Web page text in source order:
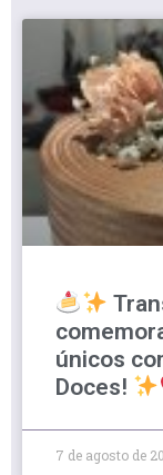
únicos
Doces!
7 de agosto de